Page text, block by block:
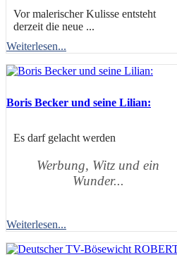
Vor malerischer Kulisse entsteht
derzeit die neue ...
Weiterlesen...
Boris Becker und seine Lilian:
Es darf gelacht werden
Werbung, Witz und ein
Wunder...
Weiterlesen...